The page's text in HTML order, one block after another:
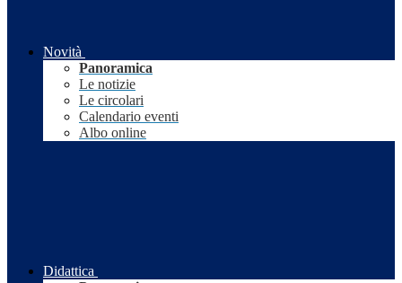
Novità
Panoramica
Le notizie
Le circolari
Calendario eventi
Albo online
Didattica